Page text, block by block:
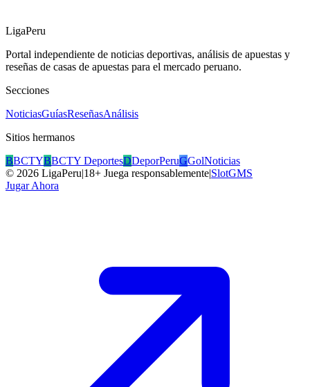
LigaPeru
Portal independiente de noticias deportivas, análisis de apuestas y
reseñas de casas de apuestas para el mercado peruano.
Secciones
NoticiasGuíasReseñasAnálisis
Sitios hermanos
BBCTYBBCTY DeportesDDeporPeruGGolNoticias
© 2026 LigaPeru|18+ Juega responsablemente|SlotGMS
Jugar Ahora